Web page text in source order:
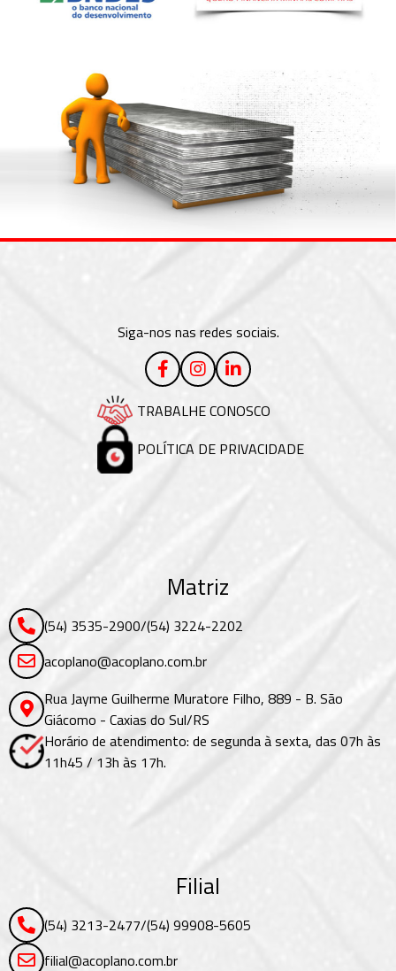
Siga-nos nas redes sociais.
TRABALHE CONOSCO
POLÍTICA DE PRIVACIDADE
Matriz
(54) 3535-2900/(54) 3224-2202
acoplano@acoplano.com.br
Rua Jayme Guilherme Muratore Filho, 889 - B. São
Giácomo - Caxias do Sul/RS
Horário de atendimento: de segunda à sexta, das 07h às
11h45 / 13h às 17h.
Filial
(54) 3213-2477/(54) 99908-5605
filial@acoplano.com.br